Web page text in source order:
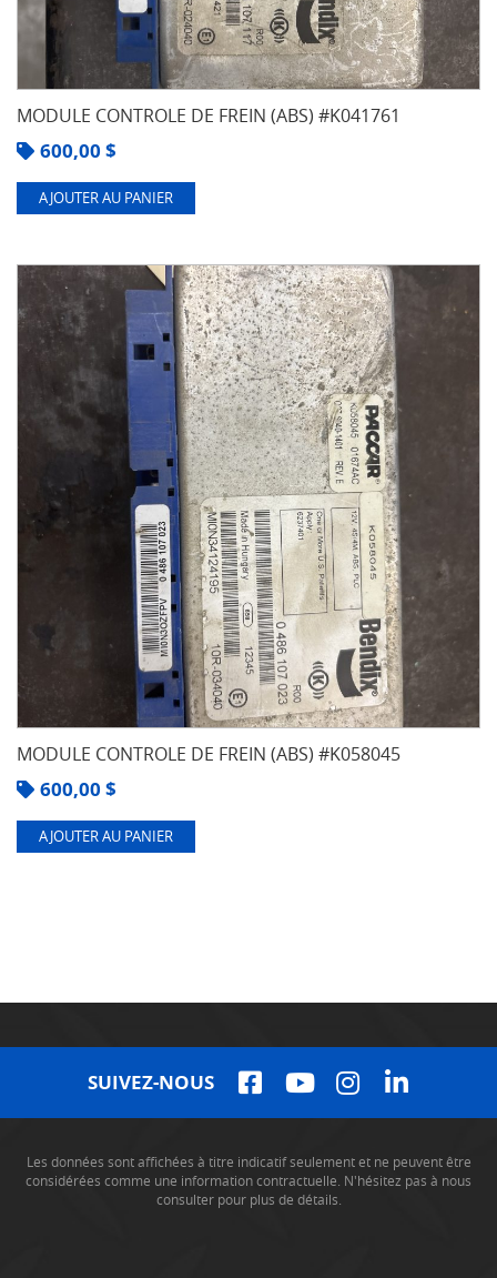
MODULE CONTROLE DE FREIN (ABS) #K041761
600,00 $
AJOUTER AU PANIER
MODULE CONTROLE DE FREIN (ABS) #K058045
600,00 $
AJOUTER AU PANIER
SUIVEZ-NOUS
Les données sont affichées à titre indicatif seulement et ne peuvent être
considérées comme une information contractuelle. N'hésitez pas à nous
consulter pour plus de détails.